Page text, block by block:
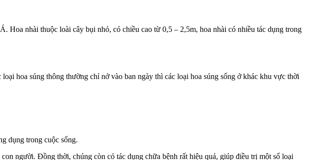
Hoa nhài thuộc loài cây bụi nhỏ, có chiều cao từ 0,5 – 2,5m, hoa nhài có nhiều tác dụng trong
hoa súng thông thường chỉ nở vào ban ngày thì các loại hoa súng sống ở khác khu vực thời
dụng trong cuộc sống.
người. Đồng thời, chúng còn có tác dụng chữa bệnh rất hiệu quả, giúp điều trị một số loại